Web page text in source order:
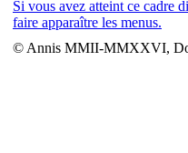
Si vous avez atteint ce cadre
faire apparaître les menus.
© Annis MMII-MMXXVI,